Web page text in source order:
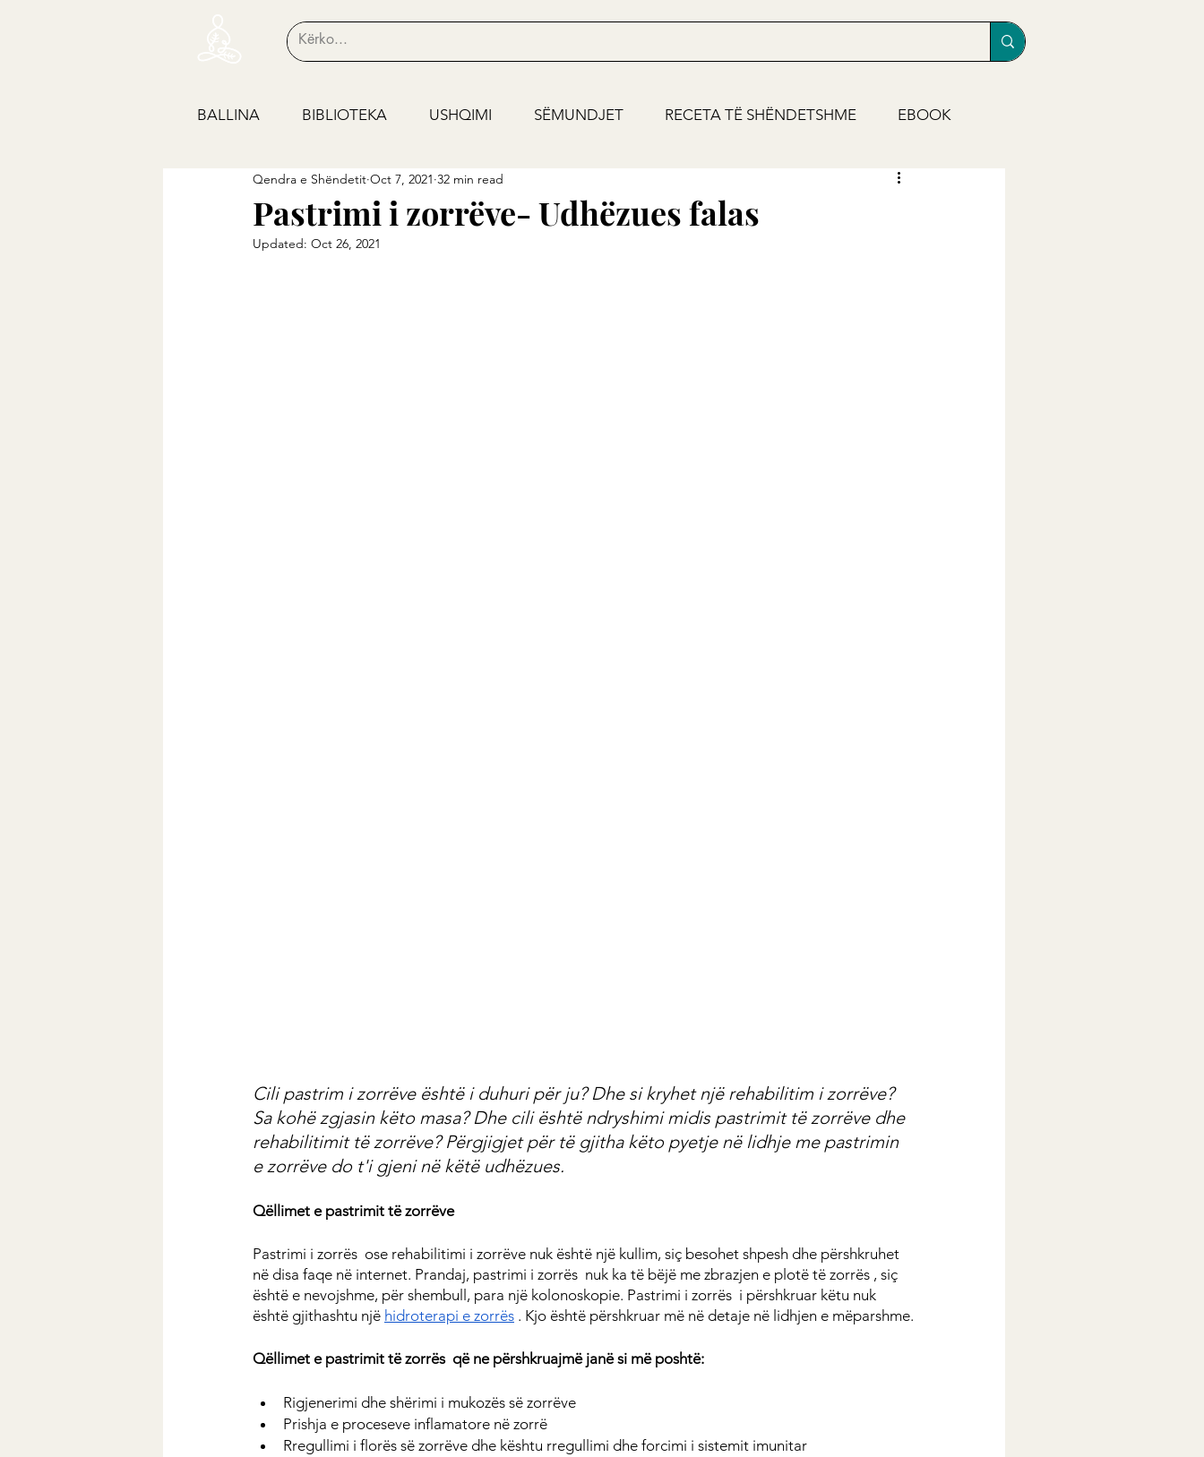
BALLINA BIBLIOTEKA USHQIMI SËMUNDJET RECETA TË SHËNDETSHME EBOOK
Pastrimi i zorrëve- Udhëzues falas
Qendra e Shëndetit Oct 7, 2021 32 min read
Updated: Oct 26, 2021
Cili pastrim i zorrëve është i duhuri për ju? Dhe si kryhet një rehabilitim i zorrëve?
Sa kohë zgjasin këto masa? Dhe cili është ndryshimi midis pastrimit të zorrëve dhe
rehabilitimit të zorrëve? Përgjigjet për të gjitha këto pyetje në lidhje me pastrimin
e zorrëve do t'i gjeni në këtë udhëzues.
Qëllimet e pastrimit të zorrëve
Pastrimi i zorrës  ose rehabilitimi i zorrëve nuk është një kullim, siç besohet shpesh dhe përshkruhet
në disa faqe në internet. Prandaj, pastrimi i zorrës  nuk ka të bëjë me zbrazjen e plotë të zorrës , siç
është e nevojshme, për shembull, para një kolonoskopie. Pastrimi i zorrës  i përshkruar këtu nuk
është gjithashtu një hidroterapi e zorrës . Kjo është përshkruar më në detaje në lidhjen e mëparshme.
Qëllimet e pastrimit të zorrës  që ne përshkruajmë janë si më poshtë:
Rigjenerimi dhe shërimi i mukozës së zorrëve
Prishja e proceseve inflamatore në zorrë
Rregullimi i florës së zorrëve dhe kështu rregullimi dhe forcimi i sistemit imunitar